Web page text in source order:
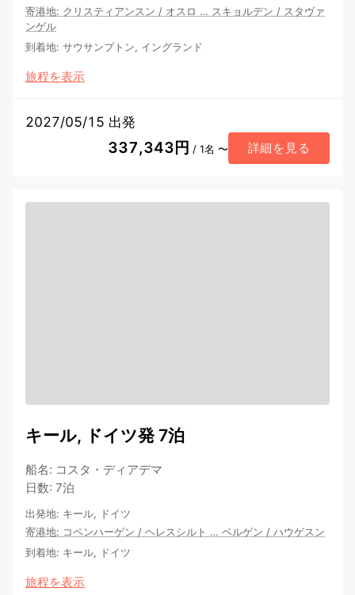
寄港地: クリスティアンスン / オスロ … スキョルデン / スタヴァ
ンゲル
到着地: サウサンプトン, イングランド
旅程を表示
2027/05/15 出発
337,343円 / 1名 〜 詳細を見る
キール, ドイツ発 7泊
船名: コスタ・ディアデマ
日数: 7泊
出発地: キール, ドイツ
寄港地: コペンハーゲン / ヘレスシルト … ベルゲン / ハウゲスン
到着地: キール, ドイツ
旅程を表示